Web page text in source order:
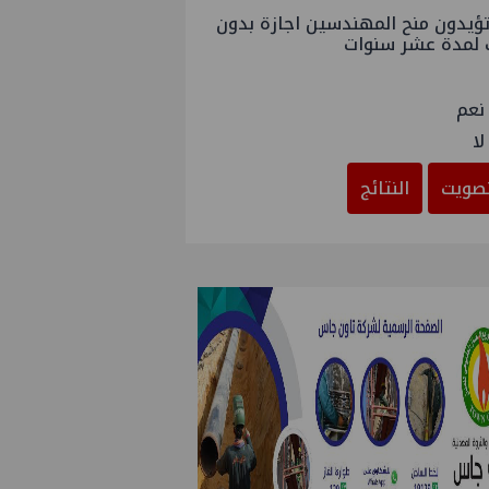
منح المهندسين اجازة بدون
لمدة عشر سنوات
نعم
لا
النتائج